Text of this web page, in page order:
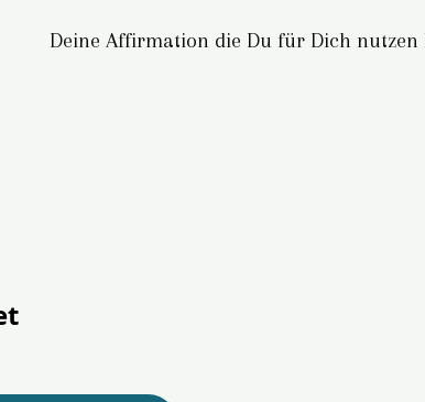
Deine Affirmation die Du für Dich nutzen